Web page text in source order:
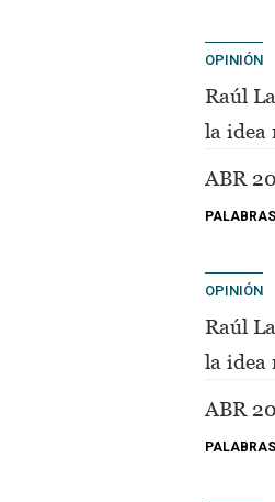
OPINIÓN
Raúl
la idea
de
ABR
OPINIÓN
Raúl
la idea
de
ABR